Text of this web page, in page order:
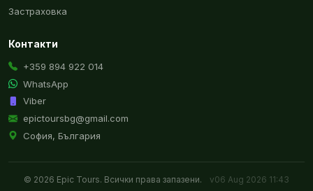
Застраховка
Контакти
+359 894 922 014
WhatsApp
Viber
epictoursbg@gmail.com
София, България
© 2026 Epic Tours. Всички права запазени. v06 Aug 2026 11:43